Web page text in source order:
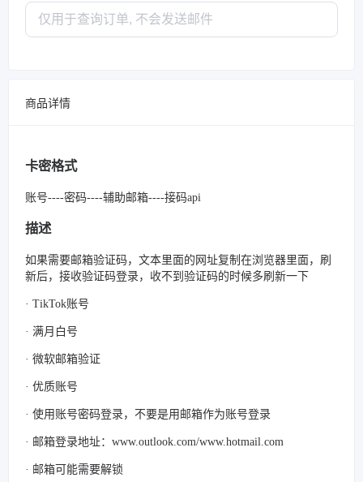
商品详情
卡密格式
账号----密码----辅助邮箱----接码api
描述
如果需要邮箱验证码，文本里面的网址复制在浏览器里面，刷
新后，接收验证码登录，收不到验证码的时候多刷新一下
· TikTok账号
· 满月白号
· 微软邮箱验证
· 优质账号
· 使用账号密码登录，不要是用邮箱作为账号登录
· 邮箱登录地址：www.outlook.com/www.hotmail.com
· 邮箱可能需要解锁